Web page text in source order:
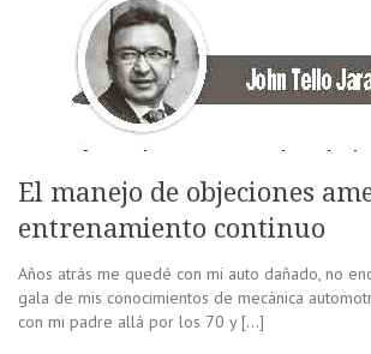
El manejo de objeciones
entrenamiento continuo
Años atrás me quedé con mi auto dañado, no
gala de mis conocimientos de mecánica
con mi padre allá por los 70 y […]